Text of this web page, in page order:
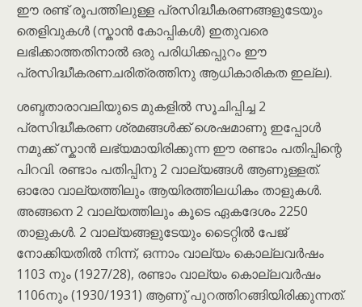
ഈ രണ്ട് രൂപത്തിലുള്ള പ്രസിദ്ധീകരണങ്ങളുടേയും
തെളിവുകൾ (സ്കാൻ കോപ്പികൾ) ഇതുവരെ
ലഭിക്കാത്തതിനാൽ ഒരു പരിധിക്കപ്പുറം ഈ
പ്രസിദ്ധീകരണചരിത്രത്തിനു ആധികാരികത ഇല്ല).
ശബ്ദതാരാവലിയുടെ മുകളിൽ സൂചിപ്പിച്ച 2
പ്രസിദ്ധീകരണ ശ്രമങ്ങൾക്ക് ശെഷമാണു ഇപ്പോൾ
നമുക്ക് സ്കാൻ ലഭ്യമായിരിക്കുന്ന ഈ രണ്ടാം പതിപ്പിന്റെ
പിറവി. രണ്ടാം പതിപ്പിനു 2 വാല്യങ്ങൾ ആണുള്ളത്.
ഓരോ വാല്യത്തിലും ആയിരത്തിലധികം താളുകൾ.
അങ്ങനെ 2 വാല്യത്തിലും കൂടെ ഏകദേശം 2250
താളുകൾ. 2 വാല്യങ്ങളുടേയും ടൈറ്റിൽ പേജ്
നോക്കിയതിൽ നിന്ന്, ഒന്നാം വാല്യം കൊല്ലവർഷം
1103 നും (1927/28), രണ്ടാം വാല്യം കൊല്ലവർഷം
1106നും (1930/1931) ആണു് പുറത്തിറങ്ങിയിരിക്കുന്നത്.